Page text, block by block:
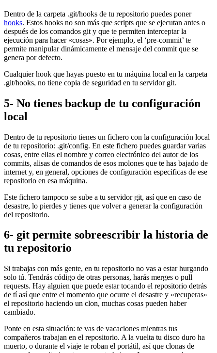
Dentro de la carpeta .git/hooks de tu repositorio puedes poner
hooks. Estos hooks no son más que scripts que se ejecutan antes o
después de los comandos git y que te permiten interceptar la
ejecución para hacer «cosas». Por ejemplo, el ‘pre-commit’ te
permite manipular dinámicamente el mensaje del commit que se
genera por defecto.
Cualquier hook que hayas puesto en tu máquina local en la carpeta
.git/hooks, no tiene copia de seguridad en tu servidor git.
5- No tienes backup de tu configuración
local
Dentro de tu repositorio tienes un fichero con la configuración local
de tu repositorio: .git/config. En este fichero puedes guardar varias
cosas, entre ellas el nombre y correo electrónico del autor de los
commits, alisas de comandos de esos molones que te has bajado de
internet y, en general, opciones de configuración específicas de ese
repositorio en esa máquina.
Este fichero tampoco se sube a tu servidor git, así que en caso de
desastre, lo pierdes y tienes que volver a generar la configuración
del repositorio.
6- git permite sobreescribir la historia de
tu repositorio
Si trabajas con más gente, en tu repositorio no vas a estar hurgando
solo tú. Tendrás código de otras personas, harás merges o pull
requests. Hay alguien que puede estar tocando el repositorio detrás
de tí así que entre el momento que ocurre el desastre y «recuperas»
el repositorio haciendo un clon, muchas cosas pueden haber
cambiado.
Ponte en esta situación: te vas de vacaciones mientras tus
compañeros trabajan en el repositorio. A la vuelta tu disco duro ha
muerto, o durante el viaje te roban el portátil, así que clonas de